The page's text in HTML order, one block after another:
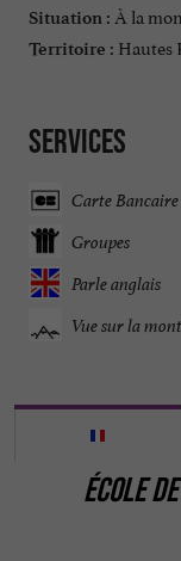
Situation : À la
Territoire : Hautes
Services
Carte Bancaire
Groupes
Parle anglais
Vue sur la
ÉCOLE